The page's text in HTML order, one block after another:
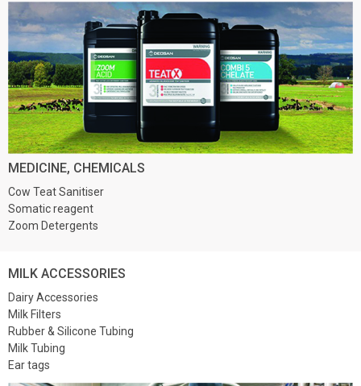
MEDICINE, CHEMICALS
Cow Teat Sanitiser
Somatic reagent
Zoom Detergents
MILK ACCESSORIES
Dairy Accessories
Milk Filters
Rubber & Silicone Tubing
Milk Tubing
Ear tags